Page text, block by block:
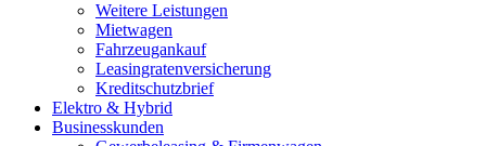
Weitere Leistungen
Mietwagen
Fahrzeugankauf
Leasingratenversicherung
Kreditschutzbrief
Elektro & Hybrid
Businesskunden